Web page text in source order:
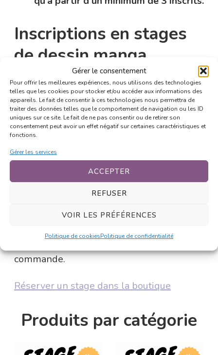
Gérer le consentement
Pour offrir les meilleures expériences, nous utilisons des technologies
telles que les cookies pour stocker et/ou accéder aux informations des
appareils. Le fait de consentir à ces technologies nous permettra de
traiter des données telles que le comportement de navigation ou les ID
uniques sur ce site. Le fait de ne pas consentir ou de retirer son
consentement peut avoir un effet négatif sur certaines caractéristiques et
fonctions.
Gérer les services
ACCEPTER
REFUSER
VOIR LES PRÉFÉRENCES
Politique de cookiesPolitique de confidentialité
Inscriptions en stages
de dessin manga
Pour connaitre les dates et contenu des
prochains stage de dessin manga pendant
les vacances, merci de consulterla page
consacrée aux stages.
Réservez votre place en stage directement
depuis la boutique en ligne ! Choisissez
votre stage, sélectionnez la date souhaitée
puis procédez au paiement sécurisé ou
est confirmée dès la validation de votre
commande.
Réserver un stage dans la boutique
Produits par catégorie